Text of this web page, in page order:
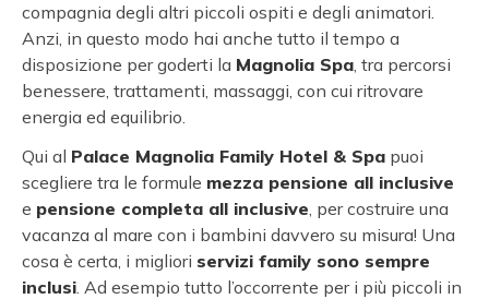
compagnia degli altri piccoli ospiti e degli animatori.
Anzi, in questo modo hai anche tutto il tempo a
disposizione per goderti la Magnolia Spa, tra percorsi
benessere, trattamenti, massaggi, con cui ritrovare
energia ed equilibrio.
Qui al Palace Magnolia Family Hotel & Spa puoi
scegliere tra le formule mezza pensione all inclusive
e pensione completa all inclusive, per costruire una
vacanza al mare con i bambini davvero su misura! Una
cosa è certa, i migliori servizi family sono sempre
inclusi. Ad esempio tutto l’occorrente per i più piccoli in